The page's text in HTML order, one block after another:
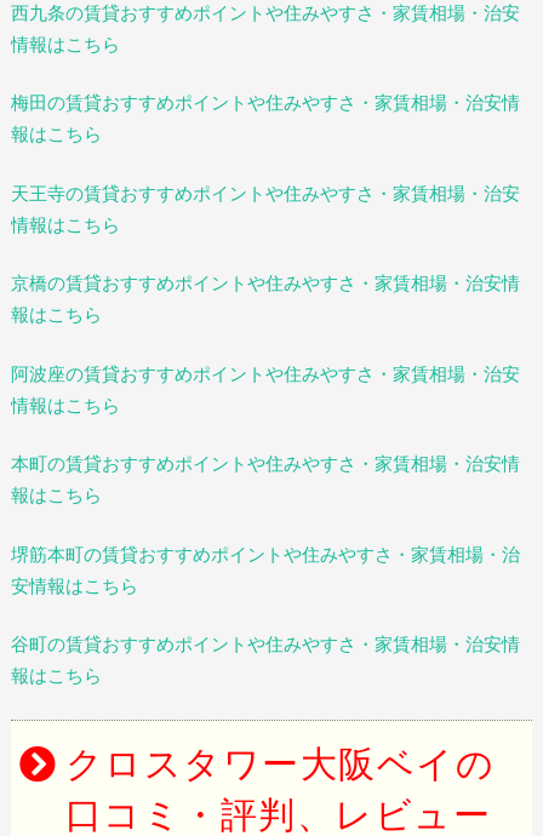
西九条の賃貸おすすめポイントや住みやすさ・家賃相場・治安
情報はこちら
梅田の賃貸おすすめポイントや住みやすさ・家賃相場・治安情
報はこちら
天王寺の賃貸おすすめポイントや住みやすさ・家賃相場・治安
情報はこちら
京橋の賃貸おすすめポイントや住みやすさ・家賃相場・治安情
報はこちら
阿波座の賃貸おすすめポイントや住みやすさ・家賃相場・治安
情報はこちら
本町の賃貸おすすめポイントや住みやすさ・家賃相場・治安情
報はこちら
堺筋本町の賃貸おすすめポイントや住みやすさ・家賃相場・治
安情報はこちら
谷町の賃貸おすすめポイントや住みやすさ・家賃相場・治安情
報はこちら
クロスタワー大阪ベイの
口コミ・評判、レビュー